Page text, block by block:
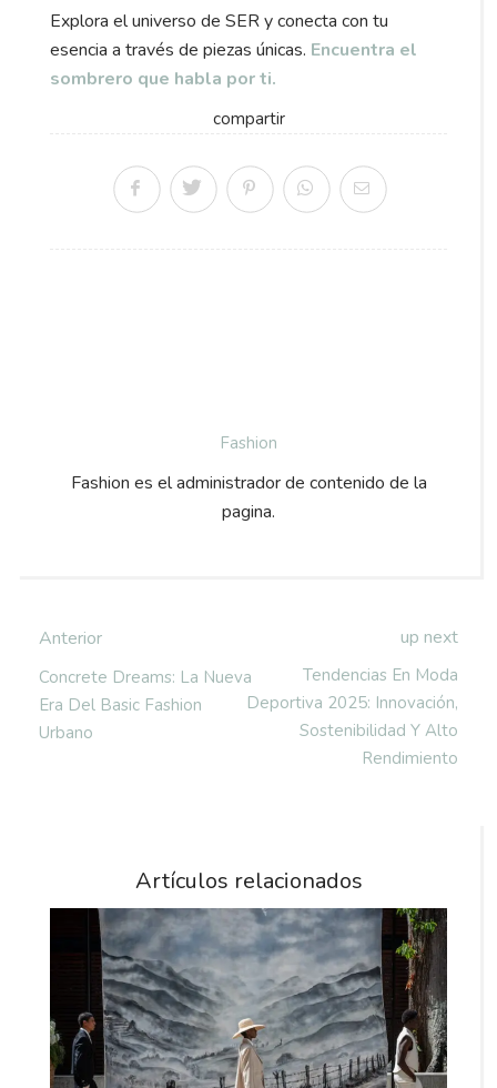
Explora el universo de SER y conecta con tu
esencia a través de piezas únicas. Encuentra el
sombrero que habla por ti.
compartir
Fashion
Fashion es el administrador de contenido de la
pagina.
Anterior
Concrete Dreams: La Nueva
Era Del Basic Fashion
Urbano
up next
Tendencias En Moda
Deportiva 2025: Innovación,
Sostenibilidad Y Alto
Rendimiento
Artículos relacionados